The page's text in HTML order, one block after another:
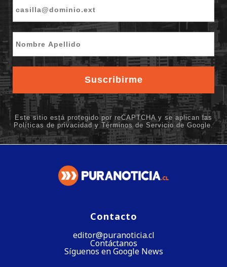
Contacto
editor@puranoticia.cl
Contáctanos
Síguenos en Google News